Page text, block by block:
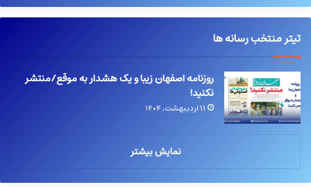
تیتر منتخب رسانه ها
روزنامه اصفهان زیبا و یک هشدار به موقع/منتشر
نکنید!
۱۱ اردیبهشت, ۱۴۰۴
نمایش بیشتر